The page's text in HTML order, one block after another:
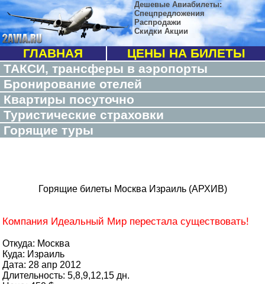
Дешевые Авиабилеты:
Спецпредложения
Распродажи
Скидки Акции
ГЛАВНАЯ
ЦЕНЫ НА БИЛЕТЫ
ТАКСИ, трансферы в аэропорты
Бронирование отелей
Квартиры посуточно
Туристические страховки
Горящие туры
Горящие билеты Москва Израиль (АРХИВ)
Компания Идеальный Мир перестала существовать!
Откуда: Москва
Куда: Израиль
Дата: 28 апр 2012
Длительность: 5,8,9,12,15 дн.